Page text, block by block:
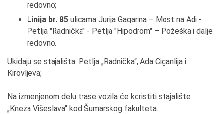
redovno;
Linija br. 85 ulicama Jurija Gagarina – Most na Аdi -
Petlja "Radnička" - Petlja "Hipodrom" – Požeška i dalje
redovno.
Ukidaju se stajališta: Petlja „Radnička“, Аda Ciganlija i
Kirovljeva;
Na izmenjenom delu trase vozila će koristiti stajalište
„Kneza Višeslava“ kod Šumarskog fakulteta.